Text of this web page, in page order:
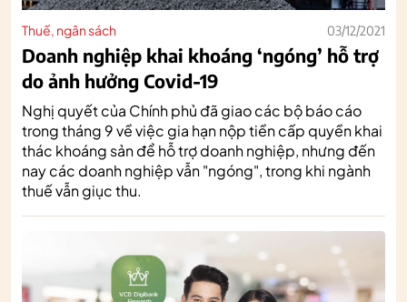
Thuế, ngân sách 03/12/2021
Doanh nghiệp khai khoáng ‘ngóng’ hỗ trợ
do ảnh hưởng Covid-19
Nghị quyết của Chính phủ đã giao các bộ báo cáo
trong tháng 9 về việc gia hạn nộp tiền cấp quyền khai
thác khoáng sản để hỗ trợ doanh nghiệp, nhưng đến
nay các doanh nghiệp vẫn "ngóng", trong khi ngành
thuế vẫn giục thu.